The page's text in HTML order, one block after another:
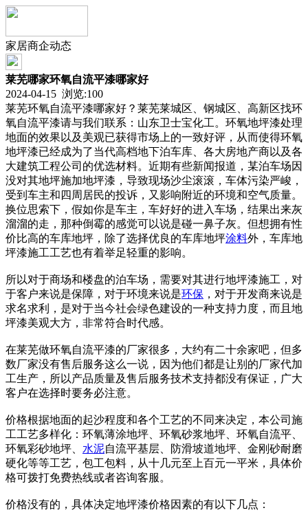
家居商企动态
莱芜哪家环氧自流平漆哪家好
2024-04-15 浏览:100
莱芜环氧自流平漆哪家好？莱芜莱城区、钢城区、高新区找环
氧自流平漆请与我们联系：山东卫士宝化工。环氧地坪漆处理
地面的效果以及美观已获得市场上的一致好评，从而使得环氧
地坪漆已经成为了当代高档地下泊车库、各大房地产商以及各
大建筑工程公司的优选材料。近期有些新闻报道，某泊车场因
没对其地坪施加地坪漆，导致现场沙尘滚滚，车体污染严峻，
受到车主和四周居民的投诉，又影响附近的环境和空气质量。
换位思索下，假如你是车主，车好好的进入车场，结果出来灰
溜溜的走，那种倒霉的感觉可以说是碰一鼻子灰。但想拥有性
价比高的车库地坪，除了选择优良的车库地坪涂料外，车库地
坪漆施工工艺也有着举足轻重的影响。
所以对于商场和楼盘的泊车场，需要对其进行地坪漆施工，对
于客户来说是保障，对于环境来说是环保 ，对于开发商来说是
求名求利，是对于当今社会绿色建设的一种支持力度，而且地
坪漆美观大方，非常符合时代感。
在莱芜做环氧自流平漆的厂家很多，大约有二十余家吧，但多
数厂家没有售后服务这么一说，因为他们都是让别的厂家代加
工生产，所以产品质量及售后服务技术支持都没有保证，广大
客户在选择时要务必注意。
价格根据地面的起沙程度和各个工艺的不同来决定，本公司施
工工艺多样化：环氧薄涂地坪、环氧砂浆地坪、环氧自流平、
环氧彩砂地坪、 水泥自流平基层、防滑坡道地坪、金刚砂耐磨
硬化等等工艺，包工包料，从十几元至上百元一平米，具体价
格可拨打免费热线或者咨询客服。
价格没有的，具体决定地坪漆价格因素的有以下几点：